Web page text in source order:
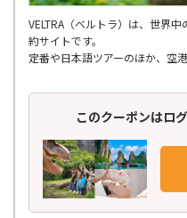
VELTRA（ベルトラ）は、世界
約サイトです。
定番や日本語ツアーのほか、空
さらには個人では手配しにくい
ティビティが揃っています。
世界150ヶ国以上の地域を網羅
日本語での予約はもちろん、旅
お客様に寄り添ったきめ細やか
けます。
このクーポンはロ